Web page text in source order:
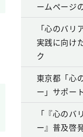
ームページ
「心のバリ
実践に向け
ク
東京都「心
ー」サポー
「『心のバ
ー』普及啓